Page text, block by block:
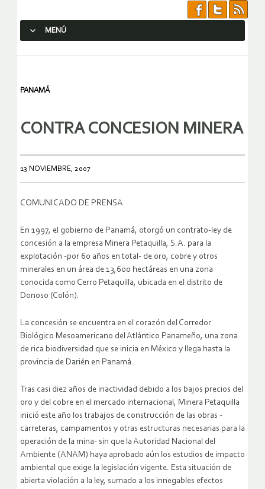
MENÚ
PANAMÁ
CONTRA CONCESION MINERA
13 NOVIEMBRE, 2007
COMUNICADO DE PRENSA
En 1997, el gobierno de Panamá, otorgó un contrato-ley de
concesión a la empresa Minera Petaquilla, S.A. para la
explotación -por 60 años en total- de oro, cobre y otros
minerales en un área de 13,600 hectáreas en una zona
conocida como Cerro Petaquilla, ubicada en el distrito de
Donoso (Colón).
La concesión se encuentra en el corazón del Corredor
Biológico Mesoamericano del Atlántico Panameño, una zona
de rica biodiversidad que se inicia en México y llega hasta la
provincia de Darién en Panamá.
Tras casi diez años de inactividad debido a los bajos precios del
oro y del cobre en el mercado internacional, Minera Petaquilla
inició este año los trabajos de construcción de las obras -
carreteras, campamentos y otras estructuras necesarias para la
operación de la mina- sin que la Autoridad Nacional del
Ambiente (ANAM) haya aprobado aún los estudios de impacto
ambiental que exige la legislación vigente. Esta situación de
abierta violación a la ley, sumado a los innegables efectos